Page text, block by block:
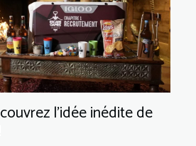
l’idée inédite de